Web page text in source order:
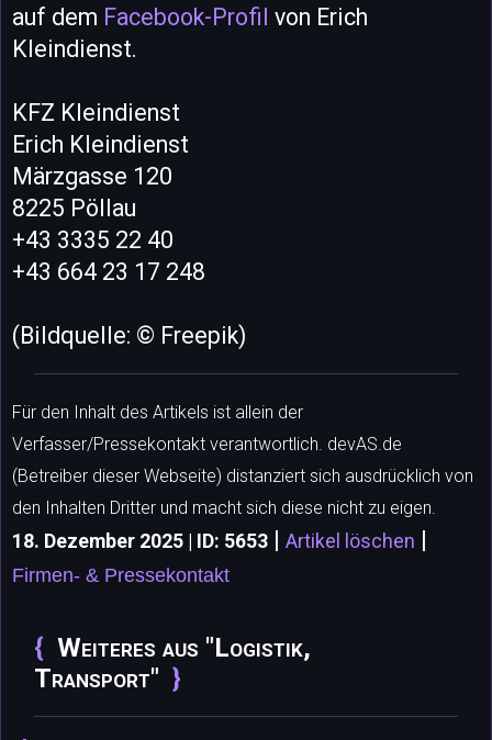
auf dem Facebook-Profil von Erich
Kleindienst.
KFZ Kleindienst
Erich Kleindienst
Märzgasse 120
8225 Pöllau
+43 3335 22 40
+43 664 23 17 248
(Bildquelle: © Freepik)
Für den Inhalt des Artikels ist allein der
Verfasser/Pressekontakt verantwortlich. devAS.de
(Betreiber dieser Webseite) distanziert sich ausdrücklich von
den Inhalten Dritter und macht sich diese nicht zu eigen.
18. Dezember 2025 | ID: 5653 | Artikel löschen |
Firmen- & Pressekontakt
Weiteres aus "Logistik,
Transport"